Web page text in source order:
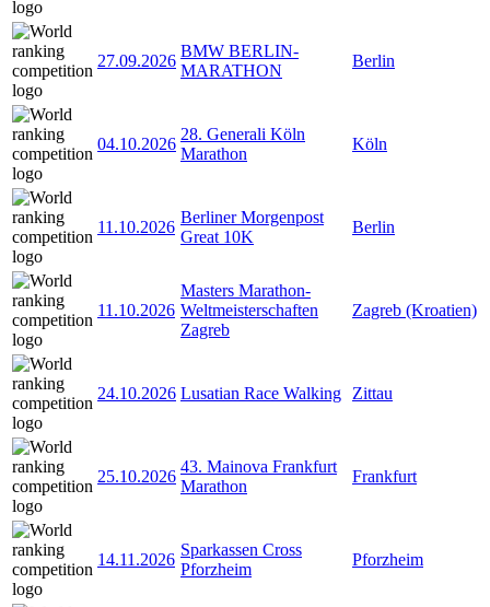
27.09.2026
BMW BERLIN-
MARATHON
Berlin
04.10.2026
28. Generali Köln
Marathon
Köln
11.10.2026
Berliner Morgenpost
Great 10K
Berlin
11.10.2026
Masters Marathon-
Weltmeisterschaften
Zagreb
Zagreb (Kroatien)
24.10.2026 Lusatian Race Walking Zittau
25.10.2026
43. Mainova Frankfurt
Marathon
Frankfurt
14.11.2026
Sparkassen Cross
Pforzheim
Pforzheim